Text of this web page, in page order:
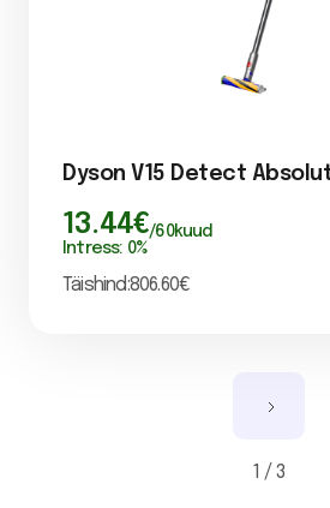
Dyson V15 Detect
13.44€/60kuud
Intress: 0%
Täishind:806.60€
1 / 3